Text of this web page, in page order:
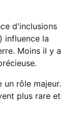
d'inclusions
influence la
Moins il y a
un rôle majeur.
plus rare et